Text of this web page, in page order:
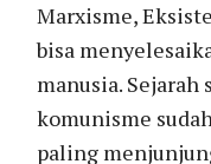
Marxisme,
bisa
manusia. Sejarah
komunisme
paling